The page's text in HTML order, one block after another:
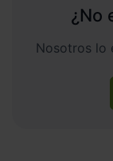
¿No
Nosotros lo